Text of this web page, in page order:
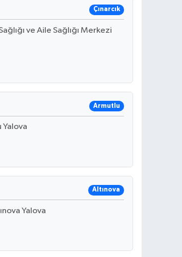
Çınarcık
ve Aile Sağlığı Merkezi
Armutlu
Yalova
Altınova
Yalova